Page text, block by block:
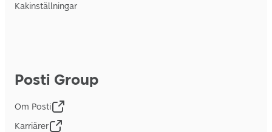
Kakinställningar
Posti Group
Om Posti
Karriärer